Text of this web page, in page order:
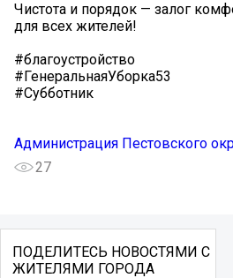
Чистота и порядок — залог
для всех жителей!
#благоустройство
#ГенеральнаяУборка53
#Субботник
Администрация Пестовского
27
ПОДЕЛИТЕСЬ НОВОСТЯМИ С
ЖИТЕЛЯМИ ГОРОДА